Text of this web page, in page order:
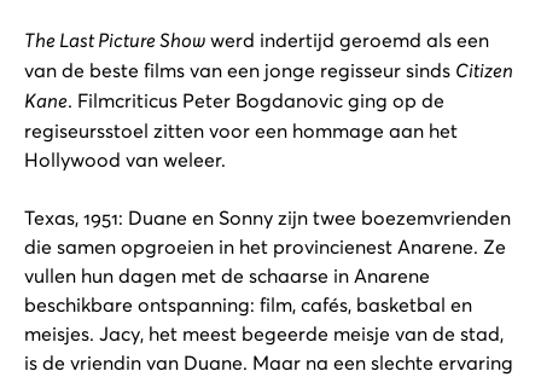
The Last Picture Show werd indertijd geroemd als een
van de beste films van een jonge regisseur sinds Citizen
Kane. Filmcriticus Peter Bogdanovic ging op de
regiseursstoel zitten voor een hommage aan het
Hollywood van weleer.
Texas, 1951: Duane en Sonny zijn twee boezemvrienden
die samen opgroeien in het provincienest Anarene. Ze
vullen hun dagen met de schaarse in Anarene
beschikbare ontspanning: film, cafés, basketbal en
meisjes. Jacy, het meest begeerde meisje van de stad,
is de vriendin van Duane. Maar na een slechte ervaring